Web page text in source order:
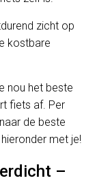
zicht op
kostbare
nou het beste
fiets af. Per
de beste
met je!
–